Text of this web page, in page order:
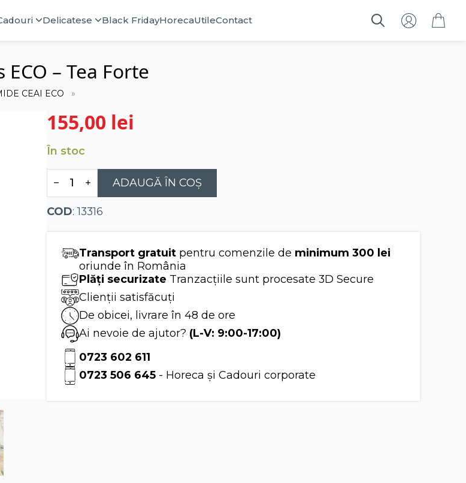
Delicatese Black FridayHorecaUtileContact
– Tea Forte
CEAI ECO
155,00 lei
În stoc
Cantitate
Cutie
cu
de
Lotus
Tea
Forte
ADAUGĂ ÎN COȘ
COD: 13316
Transport gratuitpentru comenzile de minimum 300 lei
oriunde în România
Plăți securizate Tranzacțiile sunt procesate 3D Secure
Clienții satisfăcuți
De obicei, livrare în 48 de ore
Ai nevoie de ajutor? (L-V: 9:00-17:00)
0723 602 611
0723 506 645- Horeca și Cadouri corporate